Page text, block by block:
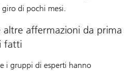
di pochi mesi.
altre affermazioni da prima
fatti
i gruppi di esperti hanno